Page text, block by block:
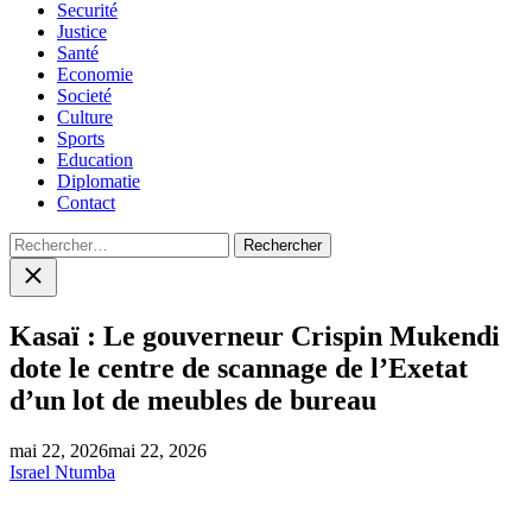
Securité
Justice
Santé
Economie
Societé
Culture
Sports
Education
Diplomatie
Contact
Rechercher :
Close
search
Kasaï : Le gouverneur Crispin Mukendi
dote le centre de scannage de l’Exetat
d’un lot de meubles de bureau
mai 22, 2026mai 22, 2026
Israel Ntumba